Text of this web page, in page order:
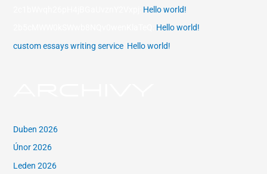
Hello world!
Hello world!
custom essays writing service: Hello world!
Duben 2026
Únor 2026
Leden 2026